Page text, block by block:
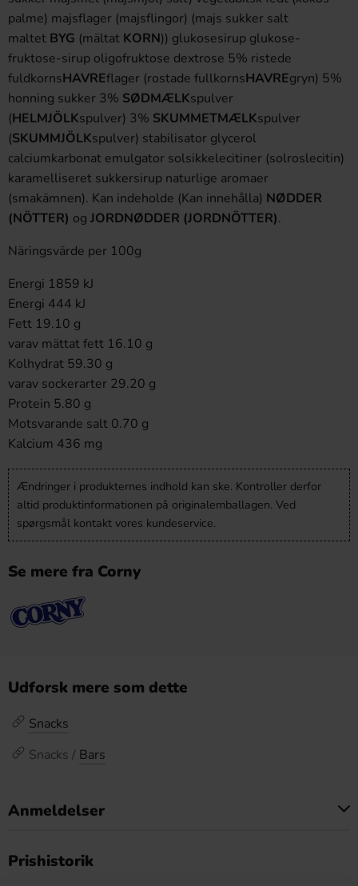
palme) majsflager (majsflingor) (majs sukker salt
maltet BYG (mältat KORN)) glukosesirup glukose-
fruktose-sirup oligofruktose dextrose 5% ristede
fuldkornsHAVREflager (rostade fullkornsHAVREgryn) 5%
honning sukker 3% SØDMÆLKspulver
(HELMJÖLKspulver) 3% SKUMMETMÆLKspulver
(SKUMMJÖLKspulver) stabilisator glycerol
calciumkarbonat emulgator solsikkelecitiner (solroslecitin)
karamelliseret sukkersirup naturlige aromaer
(smakämnen). Kan indeholde (Kan innehålla) NØDDER
(NÖTTER) og JORDNØDDER (JORDNÖTTER).
Näringsvärde per 100g
Energi 1859 kJ
Energi 444 kJ
Fett 19.10 g
varav mättat fett 16.10 g
Kolhydrat 59.30 g
varav sockerarter 29.20 g
Protein 5.80 g
Motsvarande salt 0.70 g
Kalcium 436 mg
Ændringer i produkternes indhold kan ske. Kontroller derfor
altid produktinformationen på originalemballagen. Ved
spørgsmål kontakt vores kundeservice.
Se mere fra Corny
Udforsk mere som dette
Snacks
Snacks / Bars
Anmeldelser
Prishistorik